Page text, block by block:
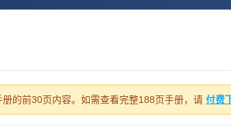
的前30页内容。如需查看完整188页手册，请 付费